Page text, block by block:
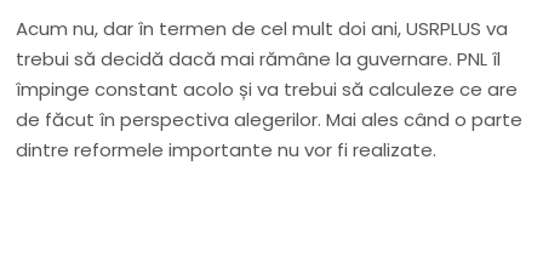
Acum nu, dar în termen de cel mult doi ani, USRPLUS va
trebui să decidă dacă mai rămâne la guvernare. PNL îl
împinge constant acolo și va trebui să calculeze ce are
de făcut în perspectiva alegerilor. Mai ales când o parte
dintre reformele importante nu vor fi realizate.